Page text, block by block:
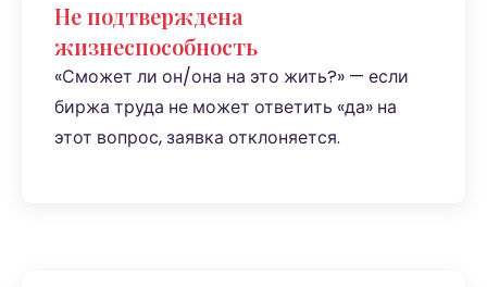
Не подтверждена
жизнеспособность
«Сможет ли он/она на это жить?» — если
биржа труда не может ответить «да» на
этот вопрос, заявка отклоняется.